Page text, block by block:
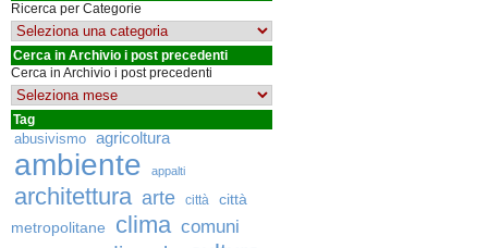
Ricerca per Categorie
Cerca in Archivio i post precedenti
Cerca in Archivio i post precedenti
Tag
abusivismo agricoltura
ambiente appalti
architettura arte città
città
metropolitane
clima comuni